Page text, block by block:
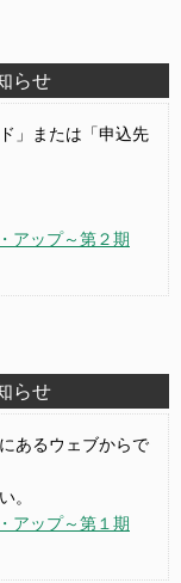
らせ
」または「申込先
アップ～第２期
らせ
あるウェブからで
。
アップ～第１期